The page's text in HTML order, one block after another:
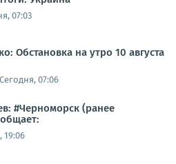
07:03
Обстановка на утро 10 августа
Сегодня, 07:06
#Черноморск (ранее
19:06